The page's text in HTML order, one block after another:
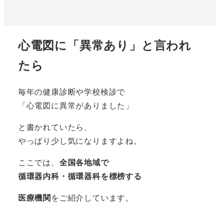
心電図に「異常あり」と言われ
たら
毎年の健康診断や学校検診で
「心電図に異常がありました」
と書かれていたら、
やっぱり少し気になりますよね。
ここでは、 全国各地域で
循環器内科・循環器科を標榜する
医療機関 をご紹介しています。